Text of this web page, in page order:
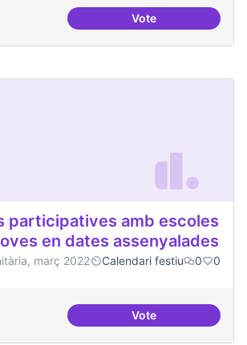
VoteDia Mundial de la
participatives amb escoles
en dates assenyalades
març 2022 Calendari festiu 0 0
VoteDinàmiques